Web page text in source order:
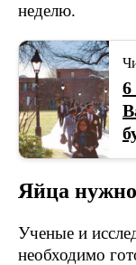
неделю.
6
Яйца нужно
Ученые и
необходимо